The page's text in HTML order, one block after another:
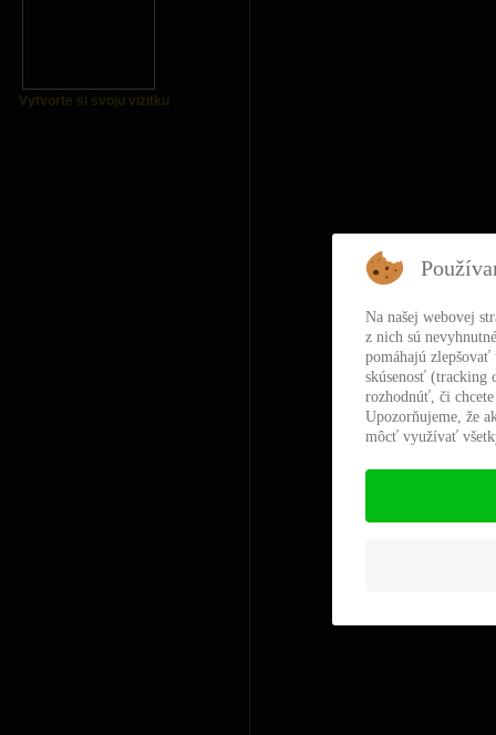
Vytvorte si svoju vizitku
Na našej webovej
z nich sú
pomáhajú
skúsenosť (tracking
rozhodnúť, či
Upozorňujeme, že
môcť využívať